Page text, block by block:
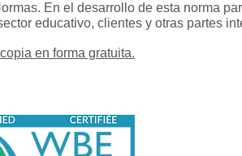
En el desarrollo de esta norma
educativo, clientes y otras partes
en forma gratuita.